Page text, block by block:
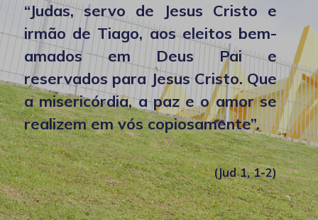
“Judas, servo de Jesus Cristo e
irmão de Tiago, aos eleitos bem-
amados em Deus Pai e
reservados para Jesus Cristo. Que
a misericórdia, a paz e o amor se
realizem em vós copiosamente”.
(Jud 1, 1-2)